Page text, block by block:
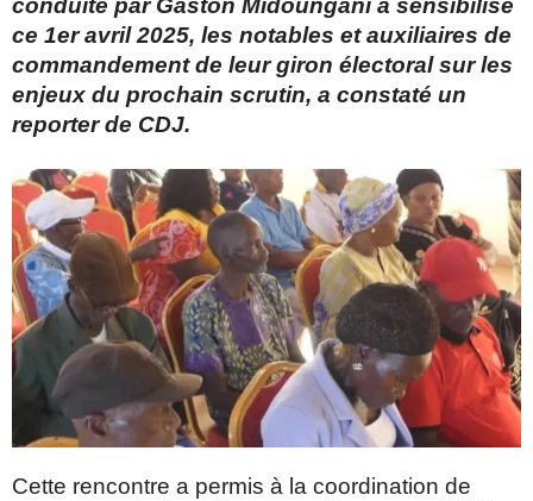
conduite par Gaston Midoungani a sensibilisé
ce 1er avril 2025, les notables et auxiliaires de
commandement de leur giron électoral sur les
enjeux du prochain scrutin, a constaté un
reporter de CDJ.
Cette rencontre a permis à la coordination de